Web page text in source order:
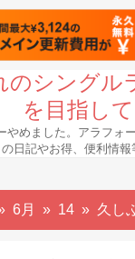
のシングル
を目指して
やめました。アラフォ
の日記やお得、便利情報
6月 14 久し